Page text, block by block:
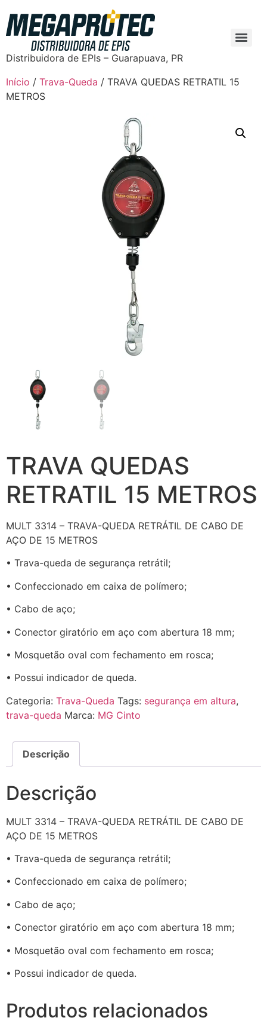
Distribuidora de EPIs – Guarapuava, PR
Início / Trava-Queda / TRAVA QUEDAS RETRATIL 15
METROS
TRAVA QUEDAS
RETRATIL 15 METROS
MULT 3314 – TRAVA-QUEDA RETRÁTIL DE CABO DE
AÇO DE 15 METROS
• Trava-queda de segurança retrátil;
• Confeccionado em caixa de polímero;
• Cabo de aço;
• Conector giratório em aço com abertura 18 mm;
• Mosquetão oval com fechamento em rosca;
• Possui indicador de queda.
Categoria: Trava-Queda Tags: segurança em altura,
trava-queda Marca: MG Cinto
Descrição
Descrição
MULT 3314 – TRAVA-QUEDA RETRÁTIL DE CABO DE
AÇO DE 15 METROS
• Trava-queda de segurança retrátil;
• Confeccionado em caixa de polímero;
• Cabo de aço;
• Conector giratório em aço com abertura 18 mm;
• Mosquetão oval com fechamento em rosca;
• Possui indicador de queda.
Produtos relacionados